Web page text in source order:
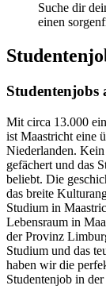
Suche dir
einen
Studentenjobs
Mit circa 13.000
ist Maastricht eine
Niederlanden. Kein
gefächert und das
beliebt. Die
das breite
Studium in
Lebensraum in
der Provinz
Studium und das
haben wir die
Studentenjob in